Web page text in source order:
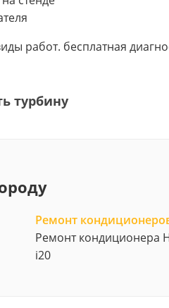
работ. бесплатная
турбину
Ремонт
Ремонт кондиционера
i20